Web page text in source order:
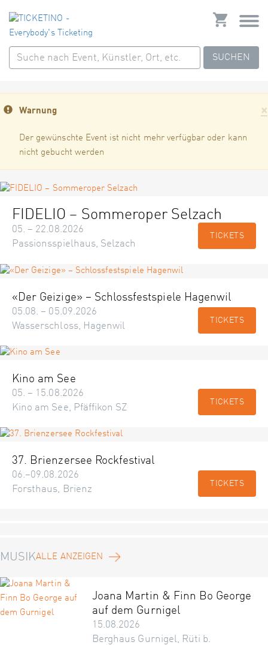
SUCHEN
×
Warnung
Der gewünschte Event ist nicht mehr verfügbar oder kann
nicht gebucht werden
FIDELIO – Sommeroper Selzach
05. – 22.08.2026
Passionsspielhaus, Selzach
TICKETS
«Der Geizige» – Schlossfestspiele Hagenwil
05.08. – 05.09.2026
Wasserschloss, Hagenwil
TICKETS
Kino am See
05. – 15.08.2026
Kino am See, Pfäffikon SZ
TICKETS
37. Brienzersee Rockfestival
06.–09.08.2026
Forsthaus, Brienz
TICKETS
MUSIKALLE ANZEIGEN
Joana Martin & Finn Bo George
auf dem Gurnigel
15.08.2026
Berghaus Gurnigel, Rüti b.